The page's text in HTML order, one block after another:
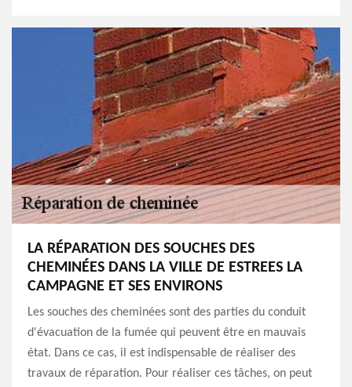
LA RÉPARATION DES SOUCHES DES
CHEMINÉES DANS LA VILLE DE ESTREES LA
CAMPAGNE ET SES ENVIRONS
Les souches des cheminées sont des parties du conduit
d'évacuation de la fumée qui peuvent être en mauvais
état. Dans ce cas, il est indispensable de réaliser des
travaux de réparation. Pour réaliser ces tâches, on peut